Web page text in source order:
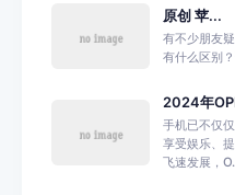
原创 苹...
有不少朋友
有什么区别
2024年
手机已不仅
享受娱乐、
飞速发展，